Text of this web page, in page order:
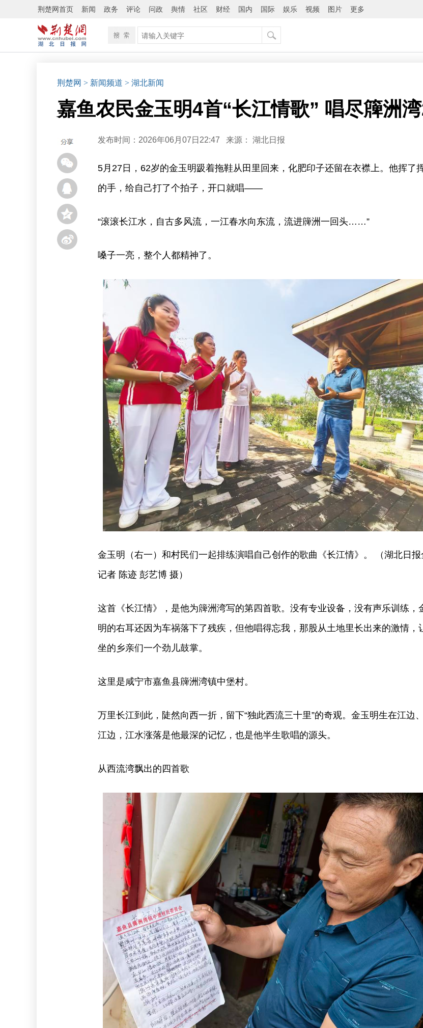
荆楚网首页 新闻 政务 评论 问政 舆情 社区 财经 国内 国际 娱乐 视频 图片 更多
荆楚网 > 新闻频道 > 湖北新闻
嘉鱼农民金玉明4首“长江情歌” 唱尽簰洲
发布时间：2026年06月07日22:47 来源： 湖北日报
5月27日，62岁的金玉明趿着拖鞋从田里回来，化肥印子还留在衣襟上。他挥了
的手，给自己打了个拍子，开口就唱——
“滚滚长江水，自古多风流，一江春水向东流，流进簰洲一回头……”
嗓子一亮，整个人都精神了。
金玉明（右一）和村民们一起排练演唱自己创作的歌曲《长江情》。 （湖北日报
记者 陈迹 彭艺博 摄）
这首《长江情》，是他为簰洲湾写的第四首歌。没有专业设备，没有声乐训练，
明的右耳还因为车祸落下了残疾，但他唱得忘我，那股从土地里长出来的激情，
坐的乡亲们一个劲儿鼓掌。
这里是咸宁市嘉鱼县簰洲湾镇中堡村。
万里长江到此，陡然向西一折，留下“独此西流三十里”的奇观。金玉明生在江边
江边，江水涨落是他最深的记忆，也是他半生歌唱的源头。
从西流湾飘出的四首歌